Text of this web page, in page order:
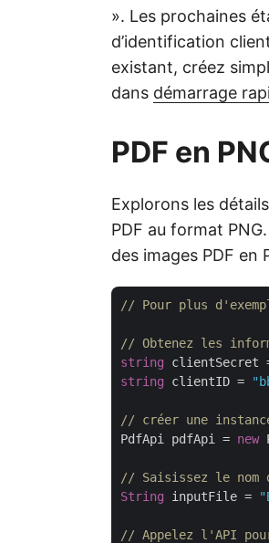
». Les prochaines
d’identification
existant, créez
dans démarrage
PDF en
Explorons les
PDF au format
des images PDF en
// Pour plus
// Obtenez les
string clientSecret
string clientID =
// créer une
PdfApi pdfApi = new
// Saisissez le nom
String inputFile =
// Appelez l'API